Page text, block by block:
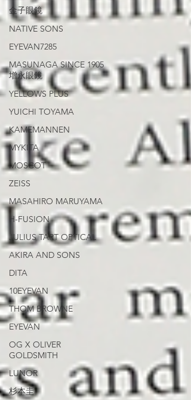
金子眼鏡
NATIVE SONS
EYEVAN7285
MASUNAGA SINCE 1905
增永眼鏡
YELLOWS PLUS
YUICHI TOYAMA
KAMEMANNEN
MYKITA
MOSCOT
ZEISS
MASAHIRO MARUYAMA
H-FUSION
JULIUS TART OPTICAL
AKIRA AND SONS
DITA
10EYEVAN
THOM BROWNE
EYEVAN
OG X OLIVER
GOLDSMITH
LUNOR
杉本圭